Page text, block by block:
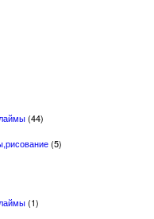
(44)
(5)
(1)